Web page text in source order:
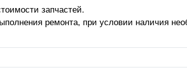
запчастей.
ремонта, при условии наличия